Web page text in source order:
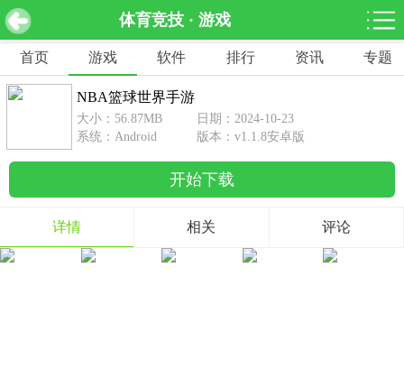
体育竞技 · 游戏
网游分类 软件分类
休闲益智
462款游戏
赛车竞速
122款游戏
1642款游戏
动作射击
351款游戏
69款游戏
经营养成
冒险解谜
首页 游戏 软件 排行 资讯 专题
NBA篮球世界手游 v1.1.8安卓版 下载
NBA篮球世界手游
大小：56.87MB
日期：2024-10-23
系统：Android
版本：v1.1.8安卓版
开始下载
详情 相关 评论